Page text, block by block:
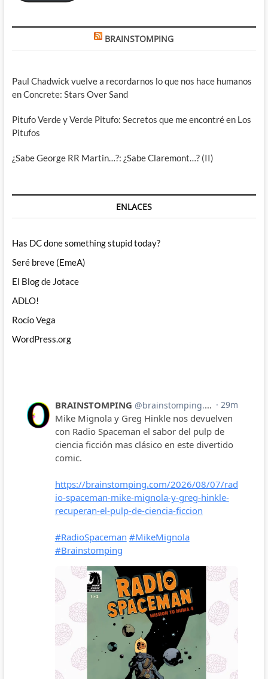
BRAINSTOMPING
Paul Chadwick vuelve a recordarnos lo que nos hace humanos
en Concrete: Stars Over Sand
Pitufo Verde y Verde Pitufo: Secretos que me encontré en Los
Pitufos
¿Sabe George RR Martin…?: ¿Sabe Claremont…? (II)
ENLACES
Has DC done something stupid today?
Seré breve (EmeA)
El Blog de Jotace
ADLO!
Rocío Vega
WordPress.org